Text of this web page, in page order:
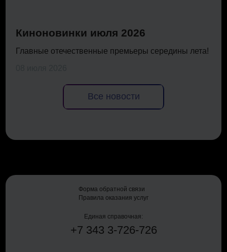
Киноновинки июля 2026
Главные отечественные премьеры середины лета!
Все новости
Правила оказания услуг
Форма обратной связи
Единая справочная:
+7 343 3-726-726